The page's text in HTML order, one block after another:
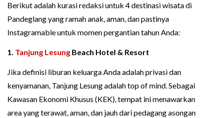
Berikut adalah kurasi redaksi untuk 4 destinasi wisata di
Pandeglang yang ramah anak, aman, dan pastinya
Instagramable untuk momen pergantian tahun Anda:
1. Tanjung Lesung Beach Hotel & Resort
Jika definisi liburan keluarga Anda adalah privasi dan
kenyamanan, Tanjung Lesung adalah top of mind. Sebagai
Kawasan Ekonomi Khusus (KEK), tempat ini menawarkan
area yang terawat, aman, dan jauh dari pedagang asongan